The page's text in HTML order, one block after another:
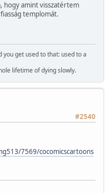
hogy amint visszatértem
templomát.
get used to that: used to a
lifetime of dying slowly.
#2540
7569/cocomicscartoons